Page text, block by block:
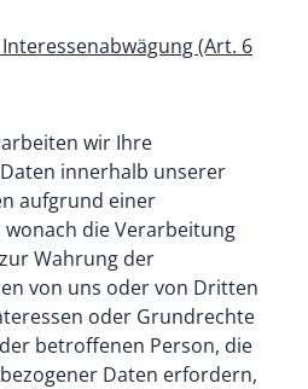
(Art. 6
wir Ihre
innerhalb unserer
aufgrund einer
die Verarbeitung
Wahrung der
von uns oder von Dritten
oder Grundrechte
betroffenen Person, die
Daten erfordern,